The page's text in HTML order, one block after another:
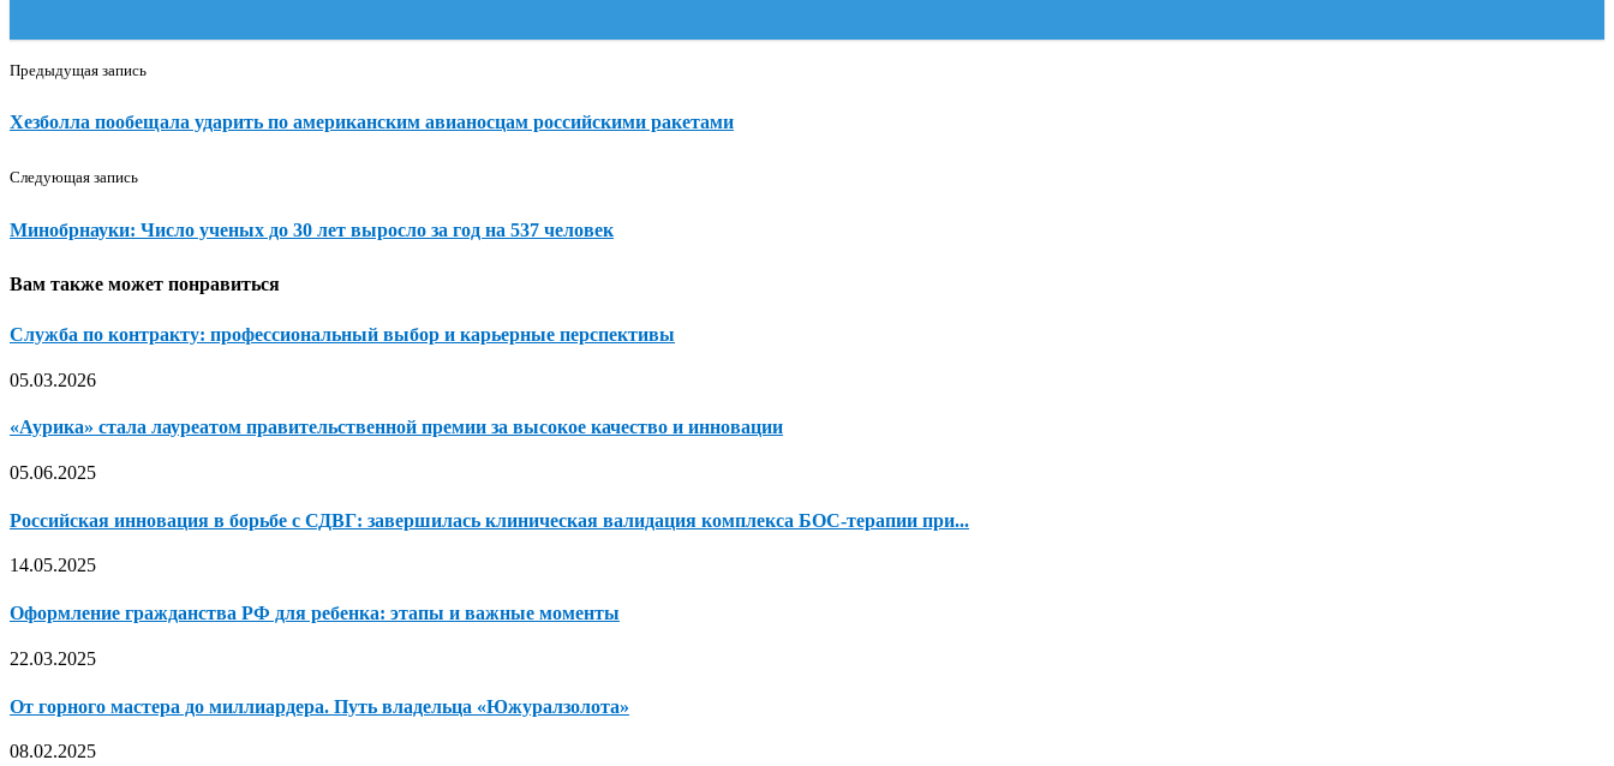
Предыдущая запись
Хезболла пообещала ударить по американским авианосцам российскими ракетами
Следующая запись
Минобрнауки: Число ученых до 30 лет выросло за год на 537 человек
Вам также может понравиться
Служба по контракту: профессиональный выбор и карьерные перспективы
05.03.2026
«Аурика» стала лауреатом правительственной премии за высокое качество и инновации
05.06.2025
Российская инновация в борьбе с СДВГ: завершилась клиническая валидация комплекса БОС-терапии при...
14.05.2025
Оформление гражданства РФ для ребенка: этапы и важные моменты
22.03.2025
От горного мастера до миллиардера. Путь владельца «Южуралзолота»
08.02.2025